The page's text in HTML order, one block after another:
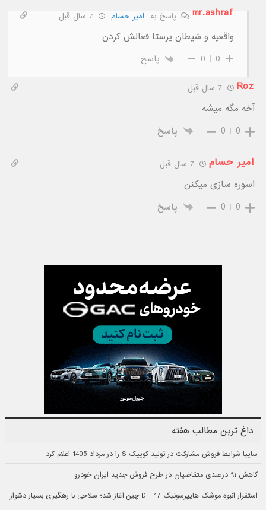
mr.ashraf
پاسخ به امیر حسام 7 سال قبل
واقعیه و شیطان پرستا فعالش کردن
0
0 پاسخ
Roz 7 سال قبل
آخه مگه میشه
0
0 پاسخ
امیر حسام 7 سال قبل
اسوره سازی میکنن
0
0 پاسخ
داغ ترین مطالب هفته
سایپا شرایط فروش مشارکت در تولید کوییک S را در مرداد 1405 اعلام کرد
کاهش ۹۱ درصدی متقاضیان در طرح فروش جدید ایران خودرو
استقرار انبوه موشک هایپرسونیک DF-17 چین آغاز شد؛ سلاحی با رهگیری بسیار دشوار